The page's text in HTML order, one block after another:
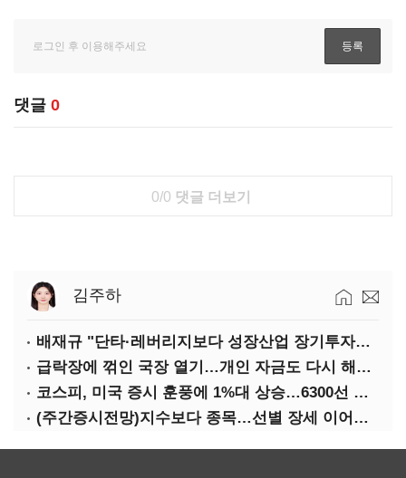
댓글 0
0/0 댓글 더보기
김주하
배재규 "단타·레버리지보다 성장산업 장기투자…변동성 견뎌야"
급락장에 꺾인 국장 열기…개인 자금도 다시 해외로
코스피, 미국 증시 훈풍에 1%대 상승…6300선 회복
(주간증시전망)지수보다 종목…선별 장세 이어진다